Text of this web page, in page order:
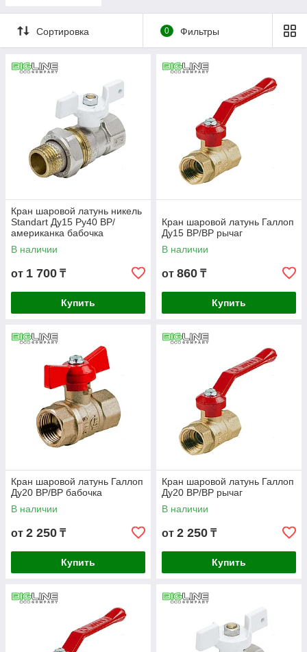
Сортировка 0 Фильтры
Кран шаровой латунь никель
Standart Ду15 Ру40 ВР/
американка бабочка
Aquasfera
В наличии
от 1 700 ₸
Купить
Кран шаровой латунь Галлоп
Ду15 ВР/ВР рычаг
В наличии
от 860 ₸
Купить
Кран шаровой латунь Галлоп
Ду20 ВР/ВР бабочка
В наличии
от 2 250 ₸
Купить
Кран шаровой латунь Галлоп
Ду20 ВР/ВР рычаг
В наличии
от 2 250 ₸
Купить